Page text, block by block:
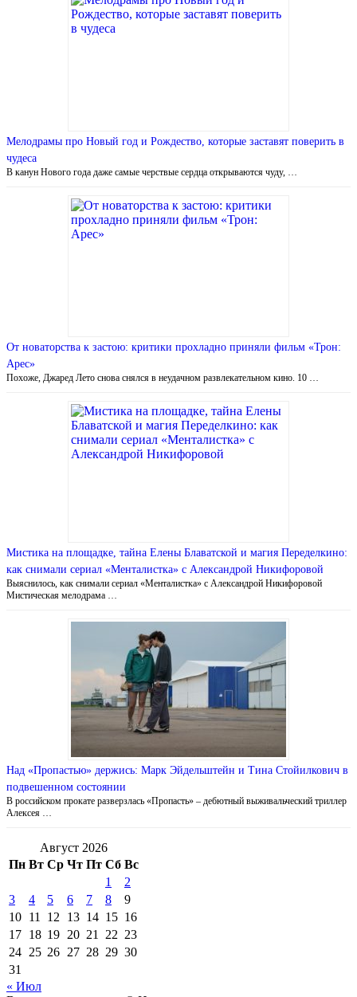
Мелодрамы про Новый год и Рождество, которые заставят поверить в
чудеса
В канун Нового года даже самые черствые сердца открываются чуду, …
От новаторства к застою: критики прохладно приняли фильм «Трон:
Арес»
Похоже, Джаред Лето снова снялся в неудачном развлекательном кино. 10 …
Мистика на площадке, тайна Елены Блаватской и магия Переделкино:
как снимали сериал «Менталистка» с Александрой Никифоровой
Выяснилось, как снимали сериал «Менталистка» с Александрой Никифоровой
Мистическая мелодрама …
Над «Пропастью» держись: Марк Эйдельштейн и Тина Стойилкович в
подвешенном состоянии
В российском прокате разверзлась «Пропасть» – дебютный выживальческий триллер
Алексея …
Август 2026
Пн Вт Ср Чт Пт Сб Вс
1
2
3
4 5 6 7 8
9
10 11 12 13 14 15 16
17 18 19 20 21 22 23
24 25 26 27 28 29 30
31
« Июл